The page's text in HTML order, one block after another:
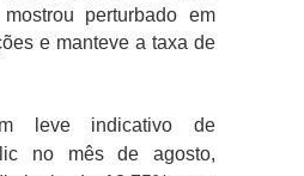
perturbado em
e manteve a taxa de
leve indicativo de
no mês de agosto,